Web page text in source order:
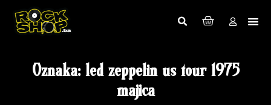
Oznaka: led zeppelin us tour 1975
majica